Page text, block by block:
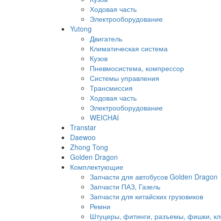
Ходовая часть
Электрооборудование
Yutong
Двигатель
Климатическая система
Кузов
Пневмосистема, компрессор
Системы управления
Трансмиссия
Ходовая часть
Электрооборудование
WEICHAI
Transtar
Daewoo
Zhong Tong
Golden Dragon
Комплектующие
Запчасти для автобусов Golden Dragon
Запчасти ПАЗ, Газель
Запчасти для китайских грузовиков
Ремни
Штуцеры, фитинги, разъемы, фишки,